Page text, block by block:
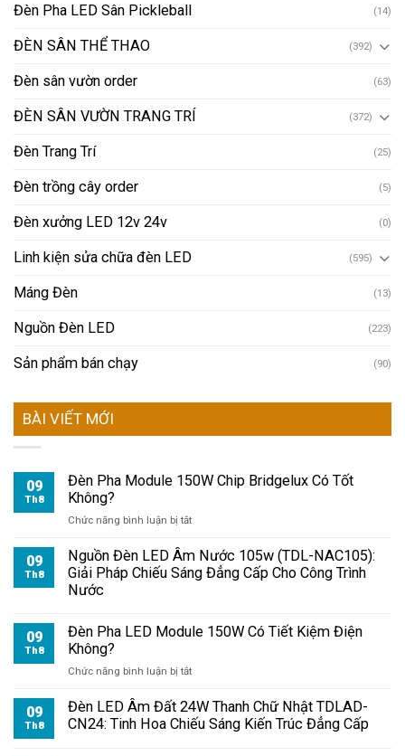
Đèn Pha LED Sân Pickleball (14)
ĐÈN SÂN THỂ THAO (392)
Đèn sân vườn order (63)
ĐÈN SÂN VƯỜN TRANG TRÍ (372)
Đèn Trang Trí (25)
Đèn trồng cây order (5)
Đèn xưởng LED 12v 24v (0)
Linh kiện sửa chữa đèn LED (595)
Máng Đèn (13)
Nguồn Đèn LED (223)
Sản phẩm bán chạy (90)
BÀI VIẾT MỚI
09
Th8
Đèn Pha Module 150W Chip Bridgelux Có Tốt
Không?
Chức năng bình luận bị tắtở
Pha
Module
150W
Có
09
Th8
Nguồn Đèn LED Âm Nước 105w (TDL-NAC105):
Giải Pháp Chiếu Sáng Đẳng Cấp Cho Công Trình
Nước
09
Th8
Đèn Pha LED Module 150W Có Tiết Kiệm Điện
Không?
Chức năng bình luận bị tắtở
Pha
LED
09
Th8
Đèn LED Âm Đất 24W Thanh Chữ Nhật TDLAD-
CN24: Tinh Hoa Chiếu Sáng Kiến Trúc Đẳng Cấp